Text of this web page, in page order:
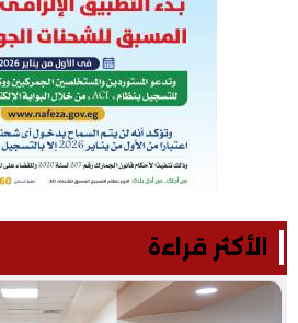
الأكثر قراءة